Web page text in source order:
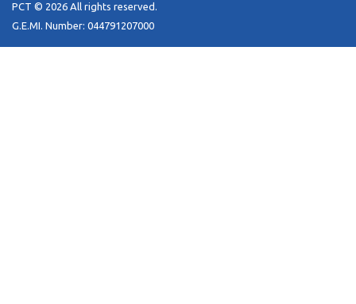
PCT © 2026 All rights reserved.
G.E.MI. Number: 044791207000